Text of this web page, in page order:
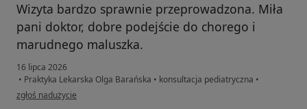
Wizyta bardzo sprawnie przeprowadzona. Miła
pani doktor, dobre podejście do chorego i
marudnego maluszka.
16 lipca 2026
• Praktyka Lekarska Olga Barańska • konsultacja pediatryczna •
w opinii użytkownika Kasia&Ania
zgłoś nadużycie